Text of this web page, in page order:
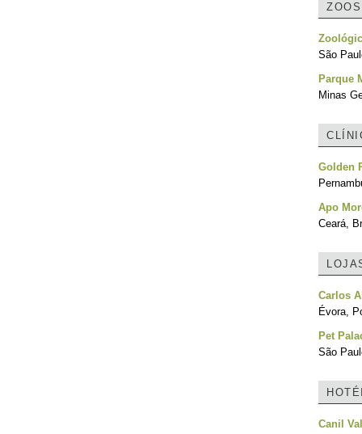
ZOOS
São
Parque
Minas
Golden
Apo
Ceará,
Carlos
Évora,
Pet
São
Canil